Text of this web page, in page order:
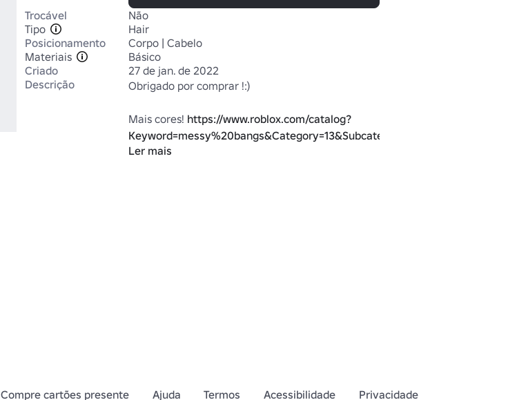
Trocável
Não
Tipo
Hair
Posicionamento
Corpo | Cabelo
Materiais
Básico
Criado
27 de jan. de 2022
Descrição
Obrigado por comprar !:)
Mais cores! https://www.roblox.com/catalog?
Ler mais
Compre cartões presente Ajuda Termos Acessibilidade Privacidade